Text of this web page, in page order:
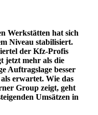
Werkstätten hat sich
Niveau stabilisiert.
der Kfz-Profis
jetzt mehr als die
Auftragslage besser
als erwartet. Wie das
Group zeigt, geht
Umsätzen in